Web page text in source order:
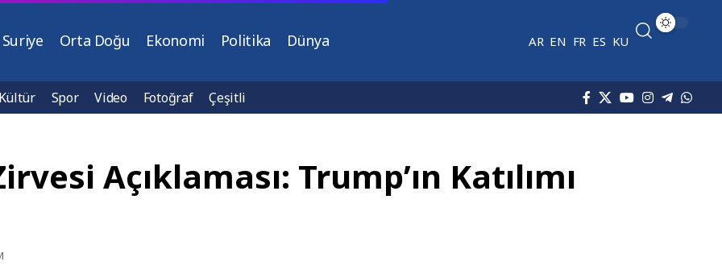
Suriye Orta Doğu Ekonomi Politika Dünya AR EN FR ES KU
Kültür Spor Video Fotoğraf Çeşitli
Açıklaması: Trump’ın Katılımı